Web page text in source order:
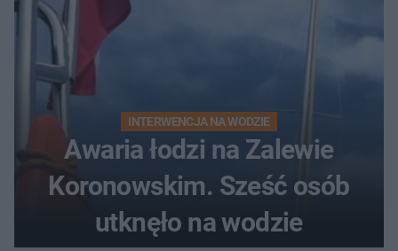
INTERWENCJA NA WODZIE
Awaria łodzi na Zalewie
Koronowskim. Sześć osób
utknęło na wodzie